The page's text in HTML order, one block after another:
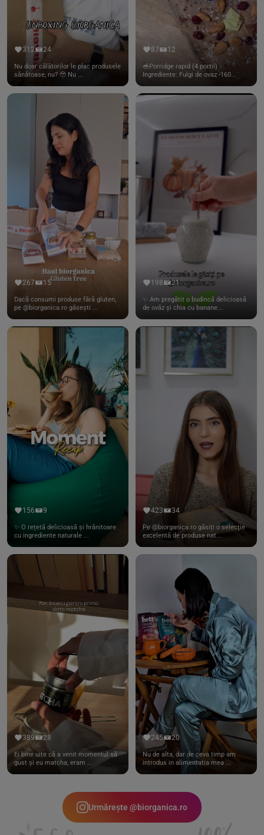
312 24
Nu doar călătorilor le plac produsele
sănătoase, nu? 🥹 Nu ...
87 12
🥣Porridge rapid (4 portii)
Ingrediente: Fulgi de ovaz -160...
267 15
Dacă consumi produse fără gluten,
pe @biorganica.ro găsești ...
198 21
✨ Am pregătit o budincă delicioasă
de ovăz și chia cu banane...
156 9
✨ O rețetă delicioasă și hrănitoare
cu ingrediente naturale ...
423 34
Pe @biorganica.ro găsiți o selecție
excelentă de produse nat...
389 28
Ei bine uite că a venit momentul să
gust și eu matcha, eram ...
245 20
Nu de alta, dar de ceva timp am
introdus in alimentatia mea ...
Urmărește @biorganica.ro